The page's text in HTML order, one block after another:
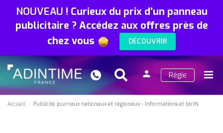
NOUVEAU ! Curieux du prix d'un panneau
publicitaire ? Accédez aux offres près de
chez vous
DÉCOUVRIR
Search
person
Régie
Accueil Publicité journaux nationaux et régionaux - Informations et tarifs